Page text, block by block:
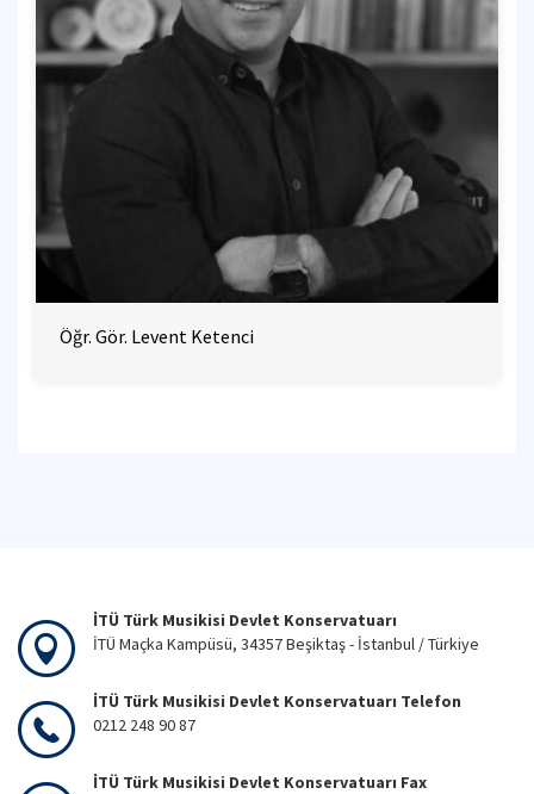
Öğr. Gör. Levent Ketenci
İTÜ Türk Musikisi Devlet Konservatuarı
İTÜ Maçka Kampüsü, 34357 Beşiktaş - İstanbul / Türkiye
İTÜ Türk Musikisi Devlet Konservatuarı Telefon
0212 248 90 87
İTÜ Türk Musikisi Devlet Konservatuarı Fax